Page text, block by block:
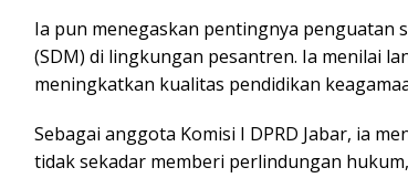
Ia pun menegaskan pentingnya penguatan
(SDM) di lingkungan pesantren. Ia menilai
meningkatkan kualitas pendidikan
Sebagai anggota Komisi I DPRD Jabar, ia
tidak sekadar memberi perlindungan